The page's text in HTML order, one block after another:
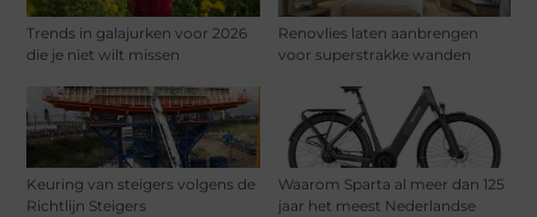
Trends in galajurken voor 2026
die je niet wilt missen
Renovlies laten aanbrengen
voor superstrakke wanden
Keuring van steigers volgens de
Richtlijn Steigers
Waarom Sparta al meer dan 125
jaar het meest Nederlandse